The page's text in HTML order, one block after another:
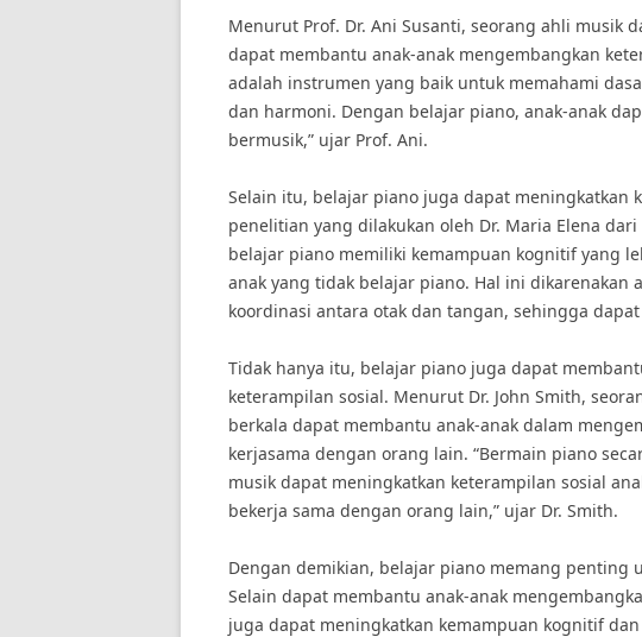
Menurut Prof. Dr. Ani Susanti, seorang ahli musik
dapat membantu anak-anak mengembangkan
adalah instrumen yang baik untuk memahami
dan harmoni. Dengan belajar piano, anak-anak
bermusik,” ujar Prof. Ani.
Selain itu, belajar piano juga dapat meningkatkan
penelitian yang dilakukan oleh Dr. Maria Elena
belajar piano memiliki kemampuan kognitif yang
anak yang tidak belajar piano. Hal ini dikarenakan
koordinasi antara otak dan tangan, sehingga
Tidak hanya itu, belajar piano juga dapat
keterampilan sosial. Menurut Dr. John Smith,
berkala dapat membantu anak-anak dalam
kerjasama dengan orang lain. “Bermain piano
musik dapat meningkatkan keterampilan sosial
bekerja sama dengan orang lain,” ujar Dr. Smith.
Dengan demikian, belajar piano memang penting
Selain dapat membantu anak-anak
juga dapat meningkatkan kemampuan kognitif